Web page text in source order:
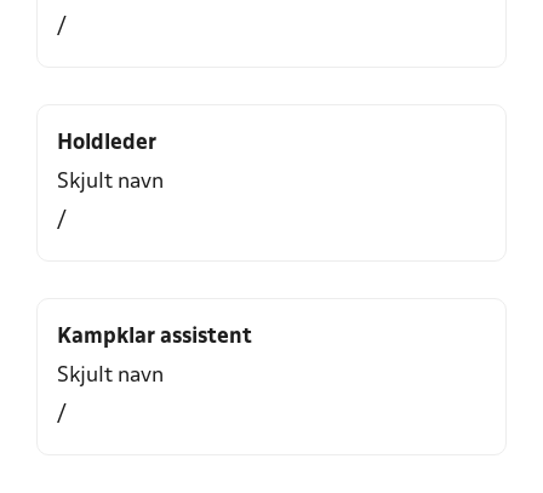
/
Holdleder
Skjult navn
/
Kampklar assistent
Skjult navn
/